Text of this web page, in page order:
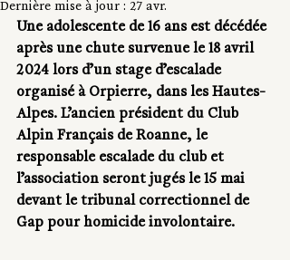
Dernière mise à jour : 27 avr.
Une adolescente de 16 ans est décédée
après une chute survenue le 18 avril
2024 lors d’un stage d’escalade
organisé à Orpierre, dans les Hautes-
Alpes. L’ancien président du Club
Alpin Français de Roanne, le
responsable escalade du club et
l’association seront jugés le 15 mai
devant le tribunal correctionnel de
Gap pour homicide involontaire.